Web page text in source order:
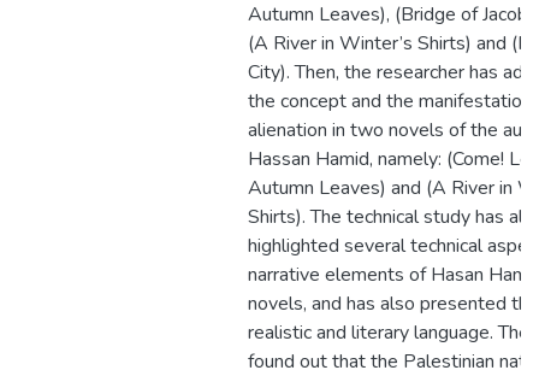
Autumn Leaves), (Bridge of
(A River in Winter’s Shirts) and
City). Then, the researcher has
the concept and the manifestation
alienation in two novels of the
Hassan Hamid, namely: (Come!
Autumn Leaves) and (A River in
Shirts). The technical study has
highlighted several technical
narrative elements of Hasan
novels, and has also presented
realistic and literary language. The
found out that the Palestinian